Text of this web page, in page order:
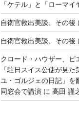
「ケテル」と「ローマイ
自衛官救出美談、その後
自衛官救出美談、その後
クロード・ハウザー、ピ
「駐日スイス公使が見
ユ・ゴルジェの日記」を
同窓会で講演に 高田 謹